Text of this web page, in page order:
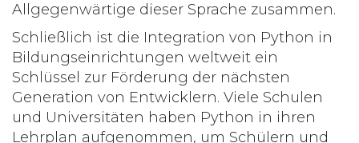
Allgegenwärtige dieser Sprache zusammen.
Schließlich ist die Integration von Python in
Bildungseinrichtungen weltweit ein
Schlüssel zur Förderung der nächsten
Generation von Entwicklern. Viele Schulen
und Universitäten haben Python in ihren
Lehrplan aufgenommen, um Schülern und